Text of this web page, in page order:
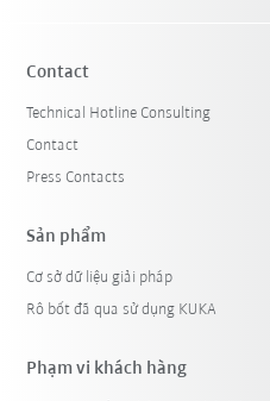
Contact
Technical Hotline Consulting
Contact
Press Contacts
Sản phẩm
Cơ sở dữ liệu giải pháp
Rô bốt đã qua sử dụng KUKA
Phạm vi khách hàng